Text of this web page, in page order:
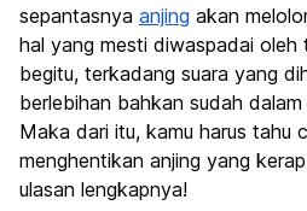
sepantasnya anjing akan
hal yang mesti diwaspadai oleh
begitu, terkadang suara yang
berlebihan bahkan sudah
Maka dari itu, kamu harus tahu
menghentikan anjing yang
ulasan lengkapnya!